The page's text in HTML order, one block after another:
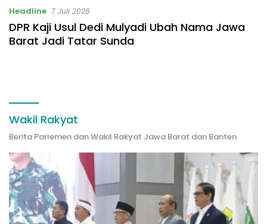
Headline 7 Juli 2026
DPR Kaji Usul Dedi Mulyadi Ubah Nama Jawa
Barat Jadi Tatar Sunda
Wakil Rakyat
Berita Parlemen dan Wakil Rakyat Jawa Barat dan Banten